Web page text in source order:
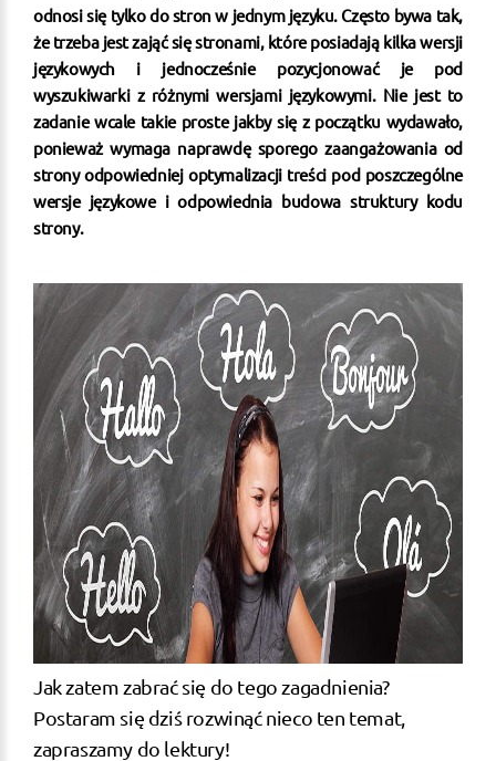
odnosi się tylko do stron w jednym języku. Często bywa tak,
że trzeba jest zająć się stronami, które posiadają kilka wersji
językowych i jednocześnie pozycjonować je pod
wyszukiwarki z różnymi wersjami językowymi. Nie jest to
zadanie wcale takie proste jakby się z początku wydawało,
ponieważ wymaga naprawdę sporego zaangażowania od
strony odpowiedniej optymalizacji treści pod poszczególne
wersje językowe i odpowiednia budowa struktury kodu
strony.
Jak zatem zabrać się do tego zagadnienia?
Postaram się dziś rozwinąć nieco ten temat,
zapraszamy do lektury!